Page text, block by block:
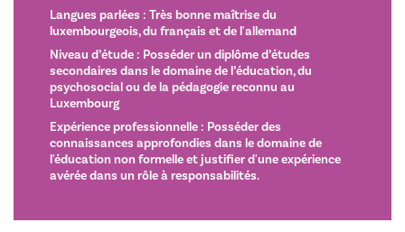
Langues parlées : Très bonne maîtrise du
luxembourgeois, du français et de l'allemand
Niveau d’étude : Posséder un diplôme d’études
secondaires dans le domaine de l’éducation, du
psychosocial ou de la pédagogie reconnu au
Luxembourg
Expérience professionnelle : Posséder des
connaissances approfondies dans le domaine de
l'éducation non formelle et justifier d'une expérience
avérée dans un rôle à responsabilités.